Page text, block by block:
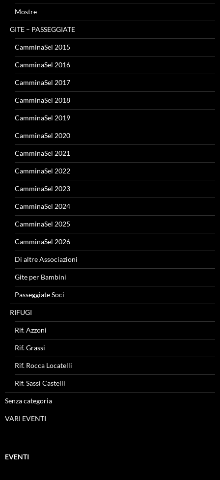
Mostre
GITE – PASSEGGIATE
CamminaSel 2015
CamminaSel 2016
CamminaSel 2017
CamminaSel 2018
CamminaSel 2019
CamminaSel 2020
CamminaSel 2021
CamminaSel 2022
CamminaSel 2023
CamminaSel 2024
CamminaSel 2025
CamminaSel 2026
Di altre Associazioni
Gite per Bambini
Passeggiate Soci
RIFUGI
Rif. Azzoni
Rif. Grassi
Rif. Rocca Locatelli
Rif. Sassi Castelli
Senza categoria
VARI EVENTI
EVENTI